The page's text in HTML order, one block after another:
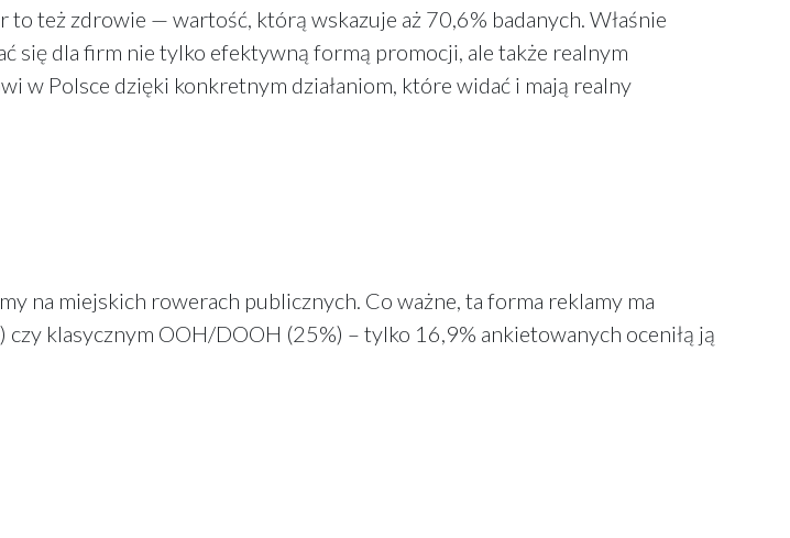
też zdrowie — wartość, którą wskazuje aż 70,6% badanych. Właśnie
się dla firm nie tylko efektywną formą promocji, ale także realnym
w Polsce dzięki konkretnym działaniom, które widać i mają realny
na miejskich rowerach publicznych. Co ważne, ta forma reklamy ma
klasycznym OOH/DOOH (25%) – tylko 16,9% ankietowanych oceniłą ją